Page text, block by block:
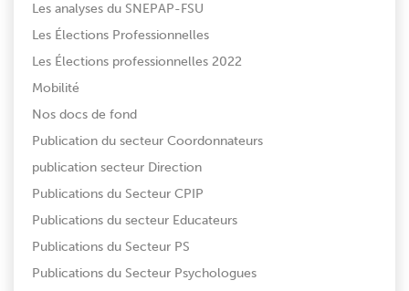
Les analyses du SNEPAP-FSU
Les Élections Professionnelles
Les Élections professionnelles 2022
Mobilité
Nos docs de fond
Publication du secteur Coordonnateurs
publication secteur Direction
Publications du Secteur CPIP
Publications du secteur Educateurs
Publications du Secteur PS
Publications du Secteur Psychologues